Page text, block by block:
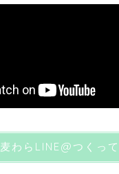
麦わらLINE@つくっ